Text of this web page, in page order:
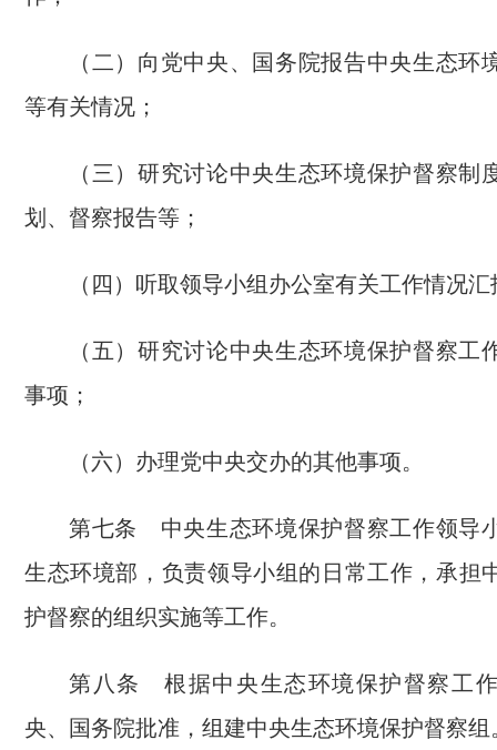
（二）向党中央、国务院报告中央生态环
等有关情况；
（三）研究讨论中央生态环境保护督察制
划、督察报告等；
（四）听取领导小组办公室有关工作情况汇
（五）研究讨论中央生态环境保护督察工
事项；
（六）办理党中央交办的其他事项。
第七条 中央生态环境保护督察工作领导
生态环境部，负责领导小组的日常工作，承担
护督察的组织实施等工作。
第八条 根据中央生态环境保护督察工
央、国务院批准，组建中央生态环境保护督察组